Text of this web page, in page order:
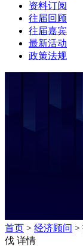
资料订阅
往届回顾
往届嘉宾
最新活动
政策法规
首页 > 经济顾问 >
伐 详情